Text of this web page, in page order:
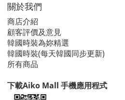
關於我們
商店介紹
顧客評價及意見
韓國時裝為妳精選
韓國時裝(每天韓國同步更新)
所有商品
下載Aiko Mall 手機應用程式